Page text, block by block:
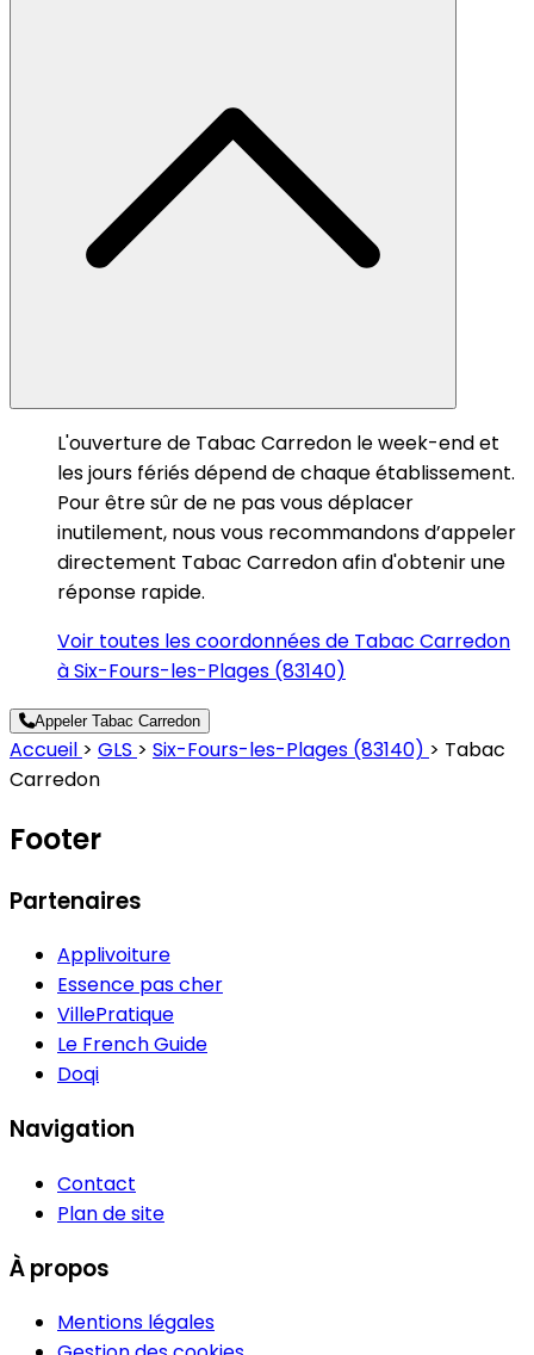
L'ouverture de Tabac Carredon le week-end et
les jours fériés dépend de chaque établissement.
Pour être sûr de ne pas vous déplacer
inutilement, nous vous recommandons d’appeler
directement Tabac Carredon afin d'obtenir une
réponse rapide.
Voir toutes les coordonnées de Tabac Carredon
à Six-Fours-les-Plages (83140)
Appeler Tabac Carredon
Accueil > GLS > Six-Fours-les-Plages (83140) > Tabac
Carredon
Footer
Partenaires
Applivoiture
Essence pas cher
VillePratique
Le French Guide
Doqi
Navigation
Contact
Plan de site
À propos
Mentions légales